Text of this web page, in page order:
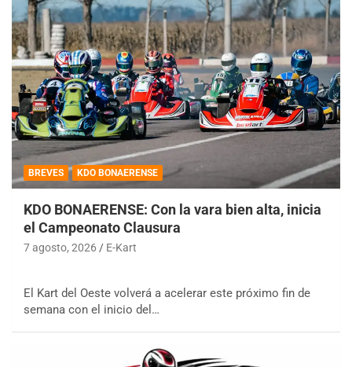
BREVES KDO BONAERENSE
KDO BONAERENSE: Con la vara bien alta, inicia
el Campeonato Clausura
7 agosto, 2026 E-Kart
El Kart del Oeste volverá a acelerar este próximo fin de
semana con el inicio del…